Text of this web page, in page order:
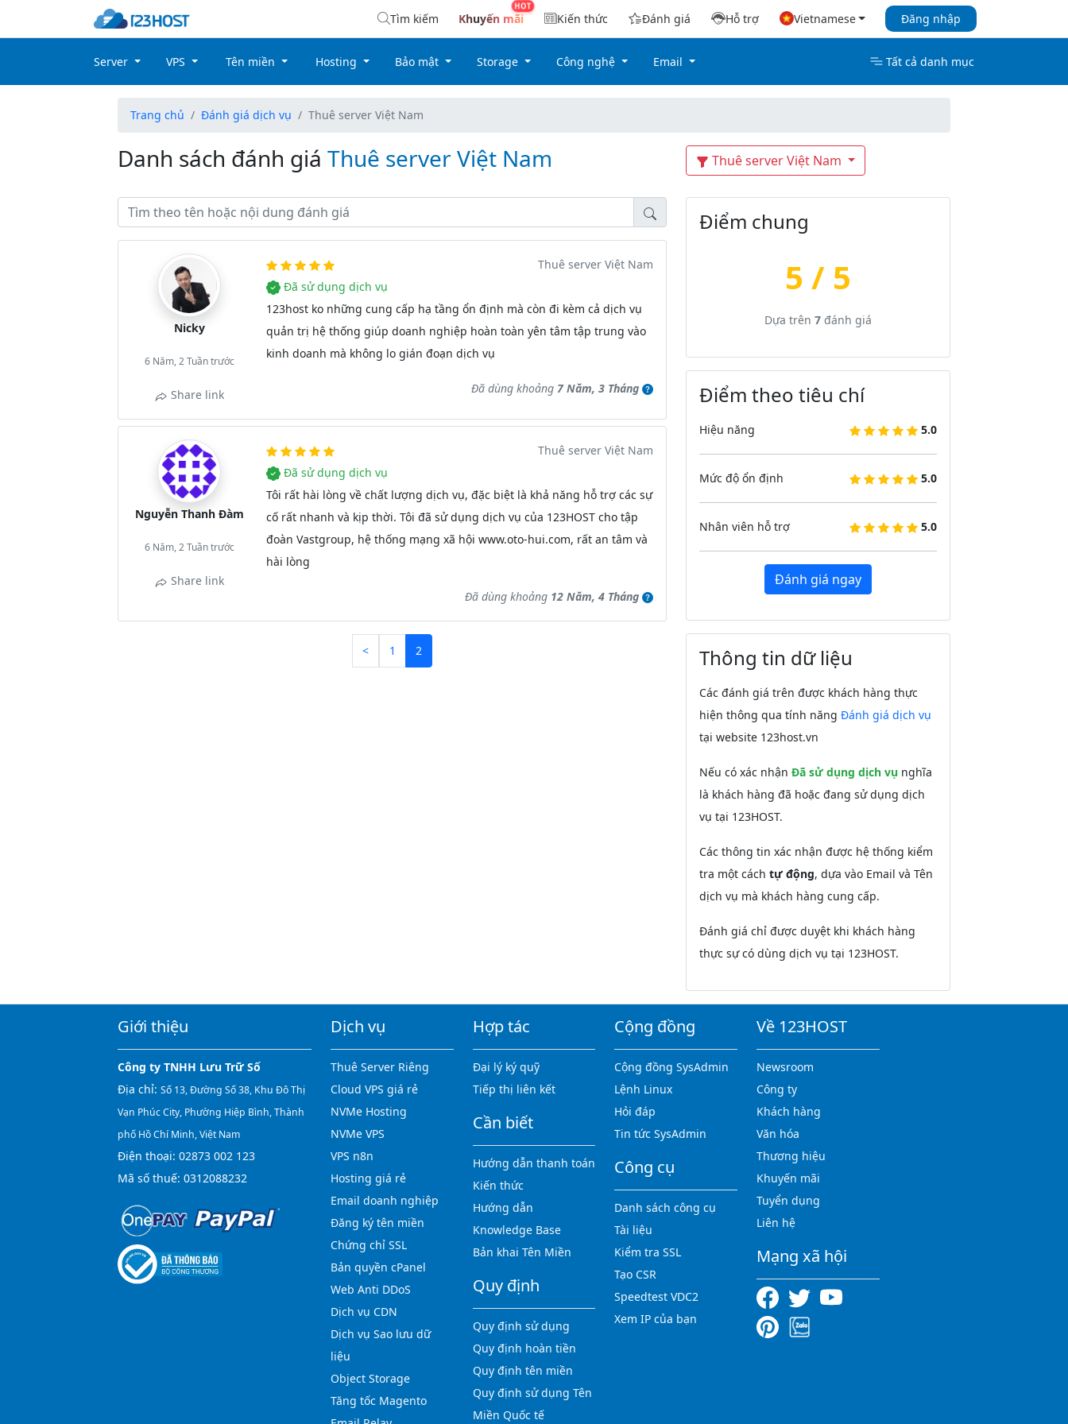
Tìm kiếm Khuyến mãi Kiến thức Đánh giá Hỗ trợ Vietnamese Đăng nhập
Server VPS Tên miền Hosting Bảo mật Storage Công nghệ Email Tất cả danh mục
Trang chủ Đánh giá dịch vụ Thuê server Việt Nam
Danh sách đánh giá Thuê server Việt Nam Thuê server Việt Nam
Nicky
6 Năm, 2 Tuần trước
Share link
Thuê server Việt Nam
Đã sử dụng dịch vụ
123host ko những cung cấp hạ tầng ổn định mà còn đi kèm cả dịch vụ
quản trị hệ thống giúp doanh nghiệp hoàn toàn yên tâm tập trung vào
kinh doanh mà không lo gián đoạn dịch vụ
Đã dùng khoảng 7 Năm, 3 Tháng
Nguyễn Thanh Đàm
6 Năm, 2 Tuần trước
Share link
Thuê server Việt Nam
Đã sử dụng dịch vụ
Tôi rất hài lòng về chất lượng dịch vụ, đặc biệt là khả năng hỗ trợ các sự
cố rất nhanh và kịp thời. Tôi đã sử dụng dịch vụ của 123HOST cho tập
đoàn Vastgroup, hệ thống mạng xã hội www.oto-hui.com, rất an tâm và
hài lòng
Đã dùng khoảng 12 Năm, 4 Tháng
< 1 2
Điểm chung
5 / 5
Dựa trên 7đánh giá
Điểm theo tiêu chí
Hiệu năng 5.0
Mức độ ổn định 5.0
Nhân viên hỗ trợ 5.0
Đánh giá ngay
Thông tin dữ liệu
Các đánh giá trên được khách hàng thực
hiện thông qua tính năng Đánh giá dịch vụ
tại website 123host.vn
Nếu có xác nhận Đã sử dụng dịch vụnghĩa
là khách hàng đã hoặc đang sử dụng dịch
vụ tại 123HOST.
Các thông tin xác nhận được hệ thống kiểm
tra một cách tự động, dựa vào Email và Tên
dịch vụ mà khách hàng cung cấp.
Đánh giá chỉ được duyệt khi khách hàng
thực sự có dùng dịch vụ tại 123HOST.
Giới thiệu
Công ty TNHH Lưu Trữ Số
Địa chỉ: Số 13, Đường Số 38, Khu Đô Thị
Vạn Phúc City, Phường Hiệp Bình, Thành
phố Hồ Chí Minh, Việt Nam
Điện thoại: 02873 002 123
Mã số thuế: 0312088232
Dịch vụ
Thuê Server Riêng
Cloud VPS giá rẻ
NVMe Hosting
NVMe VPS
VPS n8n
Hosting giá rẻ
Email doanh nghiệp
Đăng ký tên miền
Chứng chỉ SSL
Bản quyền cPanel
Web Anti DDoS
Dịch vụ CDN
Dịch vụ Sao lưu dữ
liệu
Object Storage
Tăng tốc Magento
Hợp tác
Đại lý ký quỹ
Tiếp thị liên kết
Cần biết
Hướng dẫn thanh toán
Kiến thức
Hướng dẫn
Knowledge Base
Bản khai Tên Miền
Quy định
Quy định sử dụng
Quy định hoàn tiền
Quy định tên miền
Quy định sử dụng Tên
Miền Quốc tế
Cộng đồng
Cộng đồng SysAdmin
Lệnh Linux
Hỏi đáp
Tin tức SysAdmin
Công cụ
Danh sách công cụ
Tài liệu
Kiểm tra SSL
Tạo CSR
Speedtest VDC2
Xem IP của bạn
Về 123HOST
Newsroom
Công ty
Khách hàng
Văn hóa
Thương hiệu
Khuyến mãi
Tuyển dụng
Liên hệ
Mạng xã hội